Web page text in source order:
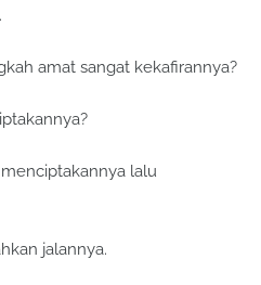
amat sangat kekafirannya?
lalu
jalannya.